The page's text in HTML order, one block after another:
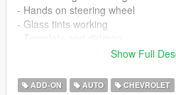
- Hands on steering wheel
- Glass tints working
- Realistic handling and speed
!! Pop-Up Lights available with
Show Full
ADD-ON AUTO CHEVROLET